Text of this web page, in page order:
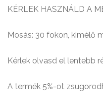
KÉRLEK HASZNÁLD A
Mosás: 30 fokon, kimélő
Kérlek olvasd el lentebb
A termék 5%-ot